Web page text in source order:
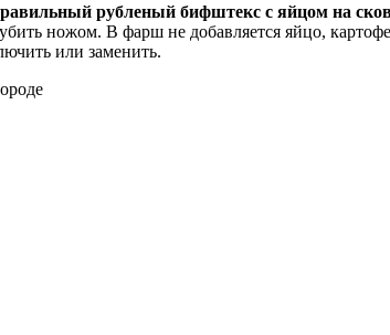
рубленый бифштекс с яйцом на
ножом. В фарш не добавляется яйцо,
или заменить.